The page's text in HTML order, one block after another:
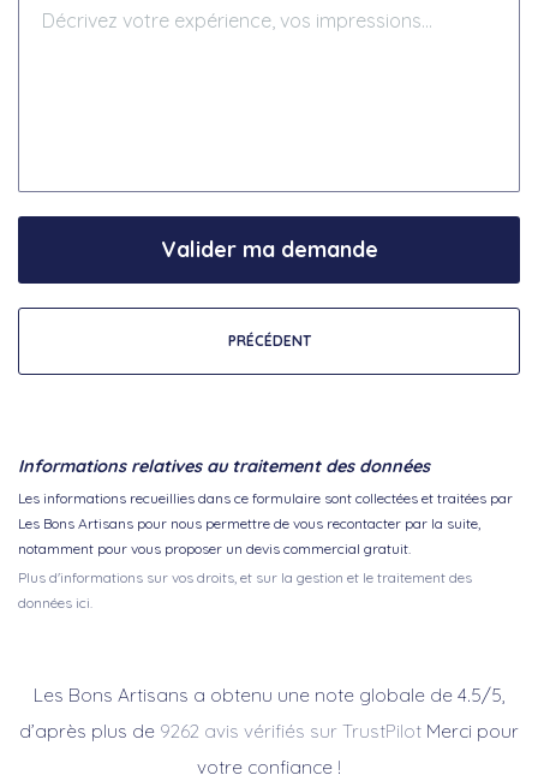
PRÉCÉDENT
Valider ma demande
Informations relatives au traitement des données
Les informations recueillies dans ce formulaire sont collectées et traitées par
Les Bons Artisans pour nous permettre de vous recontacter par la suite,
notamment pour vous proposer un devis commercial gratuit.
Plus d'informations sur vos droits, et sur la gestion et le traitement des
données ici.
Les Bons Artisans a obtenu une note globale de 4.5/5,
d’après plus de 9262 avis vérifiés sur TrustPilot Merci pour
votre confiance !